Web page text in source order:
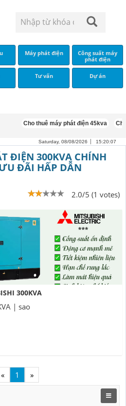
Máy phát điện
Công suất máy
phát điện
Tư vấn Dự án
Cho thuê máy phát điện 45kva Cho
Saturday, 08/08/2026 15:20:08
ĐIỆN 300KVA CHÍNH
ĐÃI HẤP DẪN
2.0/5 (1 votes)
300KVA
| sao
« 1 »